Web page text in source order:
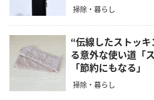
掃除・暮らし
“伝線したストッ
る意外な使い道「
「節約にもなる」
掃除・暮らし